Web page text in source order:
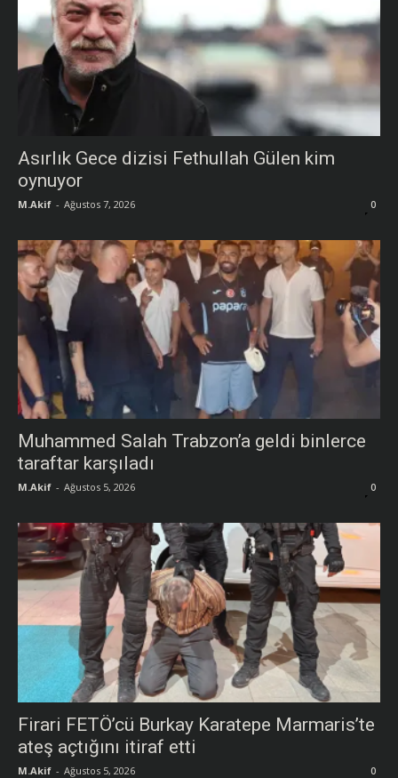
Asırlık Gece dizisi Fethullah Gülen kim
oynuyor
M.Akif - Ağustos 7, 2026 0
Muhammed Salah Trabzon’a geldi binlerce
taraftar karşıladı
M.Akif - Ağustos 5, 2026 0
Firari FETÖ’cü Burkay Karatepe Marmaris’te
ateş açtığını itiraf etti
M.Akif - Ağustos 5, 2026 0